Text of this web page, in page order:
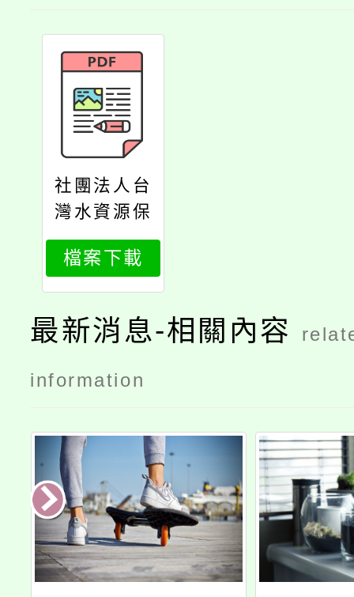
社團法人台
灣水資源保
育聯盟函
檔案下載
最新消息-相關內容
information